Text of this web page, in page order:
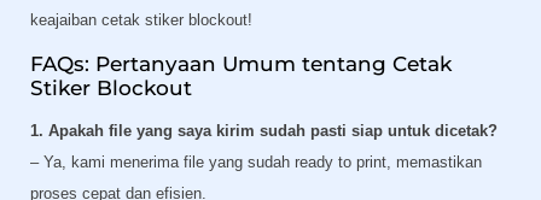
keajaiban cetak stiker blockout!
FAQs: Pertanyaan Umum tentang Cetak
Stiker Blockout
1. Apakah file yang saya kirim sudah pasti siap untuk dicetak?
– Ya, kami menerima file yang sudah ready to print, memastikan
proses cepat dan efisien.